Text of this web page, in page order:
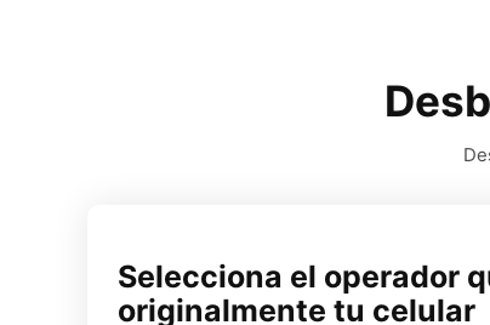
Selecciona el operador
originalmente tu celular